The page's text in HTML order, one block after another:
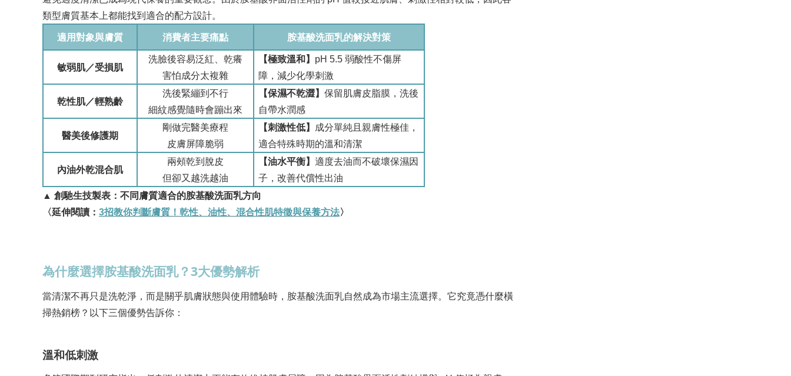
類型膚質基本上都能找到適合的配方設計。
適用對象與膚質 消費者主要痛點 胺基酸洗面乳的解決對策
敏弱肌／受損肌
洗臉後容易泛紅、乾癢
害怕成分太複雜
【極致溫和】 pH 5.5 弱酸性不傷屏
障，減少化學刺激
乾性肌／輕熟齡
洗後緊繃到不行
細紋感覺隨時會蹦出來
【保濕不乾澀】 保留肌膚皮脂膜，洗後
自帶水潤感
醫美後修護期
剛做完醫美療程
皮膚屏障脆弱
【刺激性低】
成分單純且親膚性極佳，
適合特殊時期的溫和清潔
內油外乾混合肌
兩頰乾到脫皮
但卻又越洗越油
【油水平衡】 適度去油而不破壞保濕因
子，改善代償性出油
▲ 創馳生技製表：不同膚質適合的胺基酸洗面乳方向
〈延伸閱讀： 3招教你判斷膚質！乾性、油性、混合性肌特徵與保養方法〉
為什麼選擇胺基酸洗面乳？ 3大優勢解析
當清潔不再只是洗乾淨，而是關乎肌膚狀態與使用體驗時，胺基酸洗面乳自然成為市場主流選擇。它究竟憑什麼橫
掃熱銷榜？以下三個優勢告訴你：
溫和低刺激